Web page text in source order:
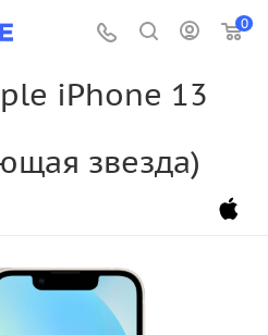
0
iPhone 13
звезда)